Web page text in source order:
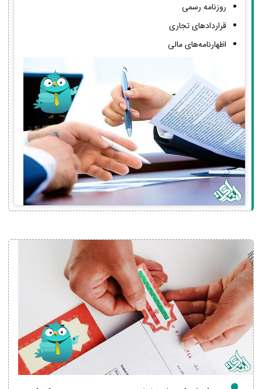
روزنامه رسمی
قراردادهای تجاری
اظهارنامه‌های مالی